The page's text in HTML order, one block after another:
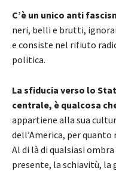
C’è un unico anti
neri, belli e brutti,
e consiste nel rifiuto
politica.
La sfiducia verso lo
centrale, è qualcosa
appartiene alla sua
dell’America, per quanto
Al di là di qualsiasi
presente, la schiavitù, la